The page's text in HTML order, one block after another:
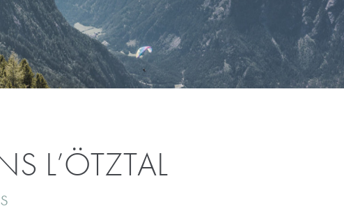
L’ÖTZTAL